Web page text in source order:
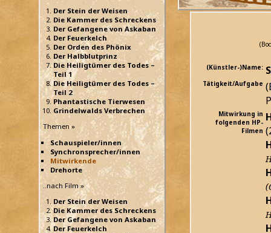
Der Stein der Weisen
Die Kammer des Schreckens
Der Gefangene von Askaban
Der Feuerkelch
Der Orden des Phönix
Der Halbblutprinz
Die Heiligtümer des Todes –
Teil 1
Die Heiligtümer des Todes –
Teil 2
Phantastische Tierwesen
Grindelwalds Verbrechen
Themen »
Schauspieler/innen
Synchronsprecher/innen
Mitwirkende
Drehorte
..nach Film »
Der Stein der Weisen
Die Kammer des Schreckens
Der Gefangene von Askaban
Der Feuerkelch
(Künstler-)Name:
Tätigkeit/Aufgabe
Mitwirkung in
folgenden HP-
Filmen